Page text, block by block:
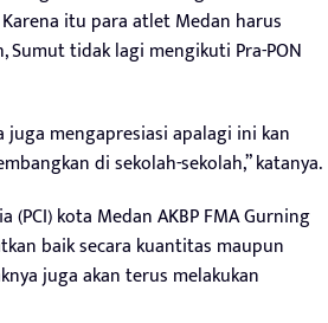
itu para atlet Medan harus
tidak lagi mengikuti Pra-PON
mengapresiasi apalagi ini kan
di sekolah-sekolah,” katanya.
kota Medan AKBP FMA Gurning
baik secara kuantitas maupun
juga akan terus melakukan